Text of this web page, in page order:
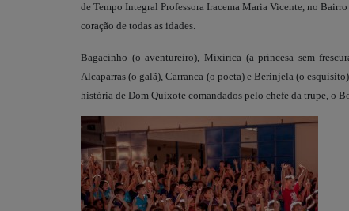
de Tempo Integral Professora Iracema Maria Vicente, no
coração de todas as idades.
Bagacinho (o aventureiro), Mixirica (a princesa sem
Alcaparras (o galã), Carranca (o poeta) e Berinjela (o
história de Dom Quixote comandados pelo chefe da trupe, o